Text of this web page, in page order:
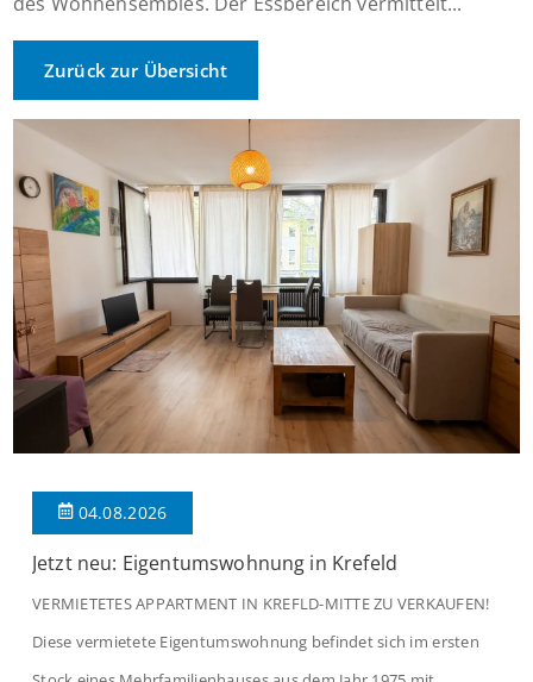
Zurück zur Übersicht
04.08.2026
Jetzt neu: Eigentumswohnung in Krefeld
VERMIETETES APPARTMENT IN KREFLD-MITTE ZU VERKAUFEN!
Diese vermietete Eigentumswohnung befindet sich im ersten